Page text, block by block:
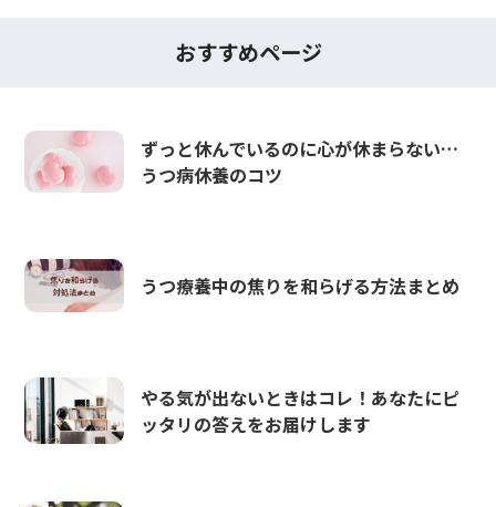
おすすめページ
ずっと休んでいるのに心が休まらない…
うつ病休養のコツ
うつ療養中の焦りを和らげる方法まとめ
やる気が出ないときはコレ！あなたにピ
ッタリの答えをお届けします